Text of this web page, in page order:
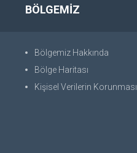
BÖLGEMİZ
Bölgemiz Hakkında
Bölge Haritası
Kişisel Verilerin Korunması